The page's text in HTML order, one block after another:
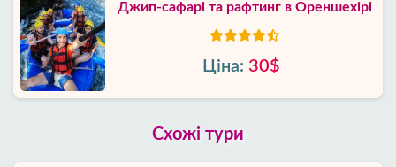
Джип-сафарі та рафтинг в Ореншехірі
Ціна: 30$
Схожі тури